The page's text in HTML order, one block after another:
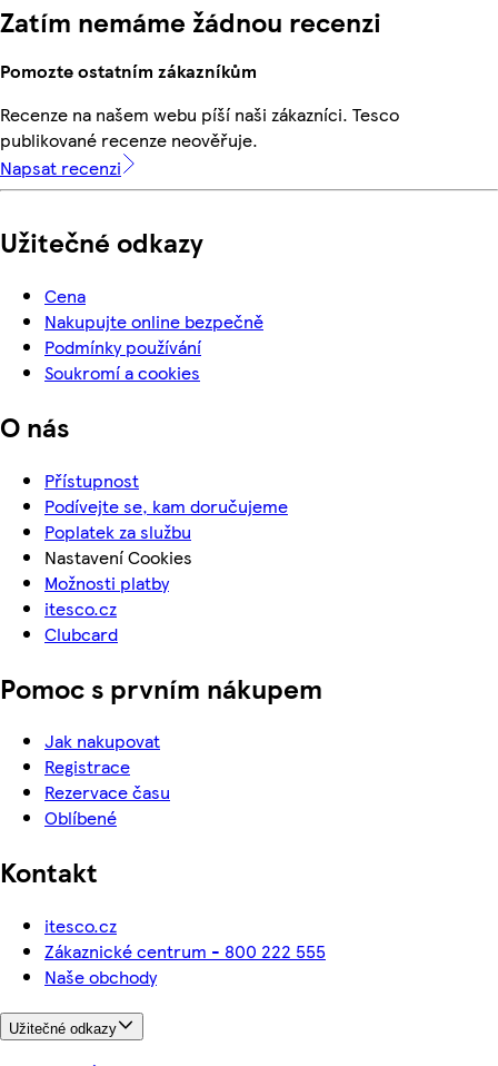
Zatím nemáme žádnou recenzi
Pomozte ostatním zákazníkům
Recenze na našem webu píší naši zákazníci. Tesco
publikované recenze neověřuje.
Napsat recenzi
Užitečné odkazy
Cena
Nakupujte online bezpečně
Podmínky používání
Soukromí a cookies
O nás
Přístupnost
Podívejte se, kam doručujeme
Poplatek za službu
Nastavení Cookies
Možnosti platby
itesco.cz
Clubcard
Pomoc s prvním nákupem
Jak nakupovat
Registrace
Rezervace času
Oblíbené
Kontakt
itesco.cz
Zákaznické centrum - 800 222 555
Naše obchody
Užitečné odkazy